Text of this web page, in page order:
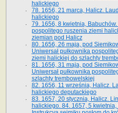
halickiego
78. 1656, 21 marca, Halicz.
halickiego
79. 1656, 8 kwietnia, Babuchów.
pospolitego ruszenia ziemi
ziemian pod Halicz
80. 1656, 26 maja, pod
Uniwersał pułkownika
ziemi halickiej do szlachty
81. 1656, 31 maja, pod
Uniwersał pułkownika
szlachty trembowelskiej
82. 1656, 11 września, Halicz.
halickiego deputackiego
83. 1657, 20 stycznia, Halicz.
halickiego. 84. 1657, 5 kwietnia,